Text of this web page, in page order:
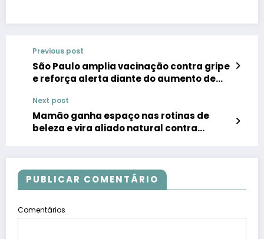
Previous post
São Paulo amplia vacinação contra gripe
e reforça alerta diante do aumento de
Next post
Mamão ganha espaço nas rotinas de
beleza e vira aliado natural contra
PUBLICAR COMENTÁRIO
Comentários